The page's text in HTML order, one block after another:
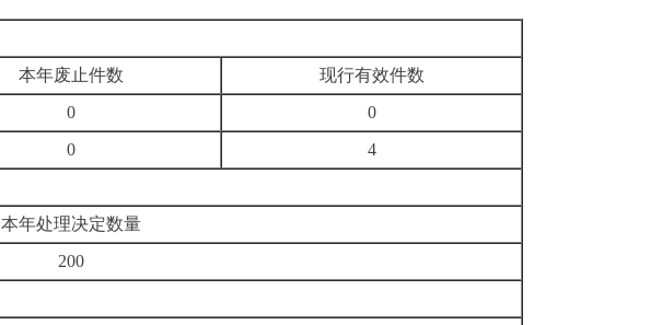
本年废止件数
现行有效件数
0
0
0
4
本年处理决定数量
200